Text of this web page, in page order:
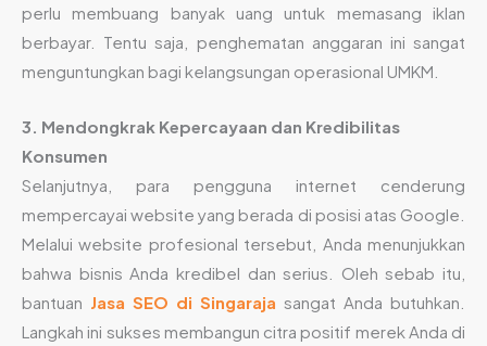
perlu membuang banyak uang untuk memasang iklan
berbayar. Tentu saja, penghematan anggaran ini sangat
menguntungkan bagi kelangsungan operasional UMKM.
3. Mendongkrak Kepercayaan dan Kredibilitas
Konsumen
Selanjutnya, para pengguna internet cenderung
mempercayai website yang berada di posisi atas Google.
Melalui website profesional tersebut, Anda menunjukkan
bahwa bisnis Anda kredibel dan serius. Oleh sebab itu,
bantuan Jasa SEO di Singaraja sangat Anda butuhkan.
Langkah ini sukses membangun citra positif merek Anda di